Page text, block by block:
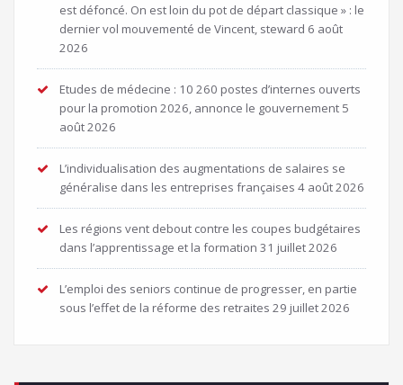
est défoncé. On est loin du pot de départ classique » : le
dernier vol mouvementé de Vincent, steward 6 août
2026
Etudes de médecine : 10 260 postes d’internes ouverts
pour la promotion 2026, annonce le gouvernement 5
août 2026
L’individualisation des augmentations de salaires se
généralise dans les entreprises françaises 4 août 2026
Les régions vent debout contre les coupes budgétaires
dans l’apprentissage et la formation 31 juillet 2026
L’emploi des seniors continue de progresser, en partie
sous l’effet de la réforme des retraites 29 juillet 2026